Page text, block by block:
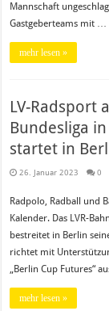
Mannschaft
Gastgeberteams mit …
mehr lesen »
LV-Radsport
Bundesliga
startet in
26. Januar 2023 0
Radpolo, Radball und
Kalender. Das LVR-
bestreitet in Berlin
richtet mit
„Berlin Cup Futures“
mehr lesen »